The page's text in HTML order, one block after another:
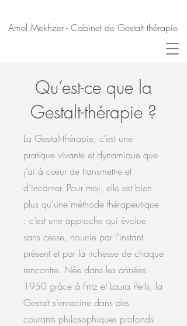
Amel Mekhzer - Cabinet de Gestalt thérapie
Qu’est-ce que la
Gestalt-thérapie ?
La Gestalt-thérapie, c’est une
pratique vivante et dynamique que
j’ai à cœur de transmettre et
d’incarner. Pour moi, elle est bien
plus qu’une méthode thérapeutique
: c’est une approche qui évolue
sans cesse, nourrie par l’instant
présent et par la richesse de chaque
rencontre. Née dans les années
1950 grâce à Fritz et Laura Perls, la
Gestalt s’enracine dans des
courants philosophiques profonds